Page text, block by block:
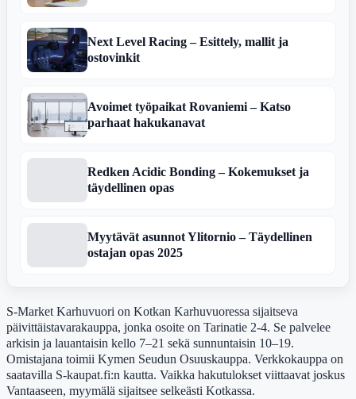
Next Level Racing – Esittely, mallit ja
ostovinkit
Avoimet työpaikat Rovaniemi – Katso
parhaat hakukanavat
Redken Acidic Bonding – Kokemukset ja
täydellinen opas
Myytävät asunnot Ylitornio – Täydellinen
ostajan opas 2025
S-Market Karhuvuori on Kotkan Karhuvuoressa sijaitseva
päivittäistavarakauppa, jonka osoite on Tarinatie 2-4. Se palvelee
arkisin ja lauantaisin kello 7–21 sekä sunnuntaisin 10–19.
Omistajana toimii Kymen Seudun Osuuskauppa. Verkkokauppa on
saatavilla S-kaupat.fi:n kautta. Vaikka hakutulokset viittaavat joskus
Vantaaseen, myymälä sijaitsee selkeästi Kotkassa.